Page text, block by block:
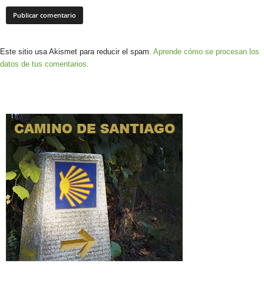
Este sitio usa Akismet para reducir el spam. Aprende cómo se procesan los
datos de tus comentarios.